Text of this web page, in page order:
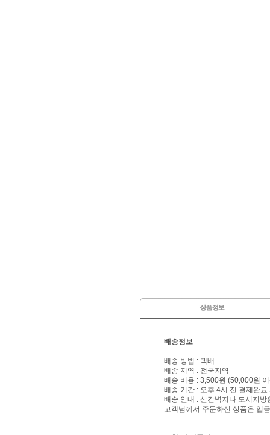
배송정보
배송 방법 : 택배
배송 지역 : 전국지역
배송 비용 : 3,500원 (50,000원
배송 기간 : 오후 4시 전 결제완료
배송 안내 : 산간벽지나 도서지
고객님께서 주문하신 상품은 입